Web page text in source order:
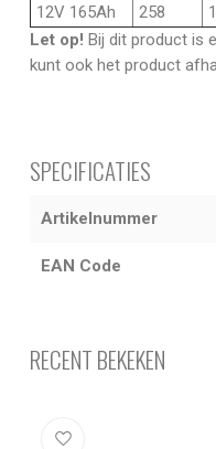
12V 165Ah
258
Let op! Bij dit product is
kunt ook het product
SPECIFICATIES
Artikelnummer
EAN Code
RECENT BEKEKEN